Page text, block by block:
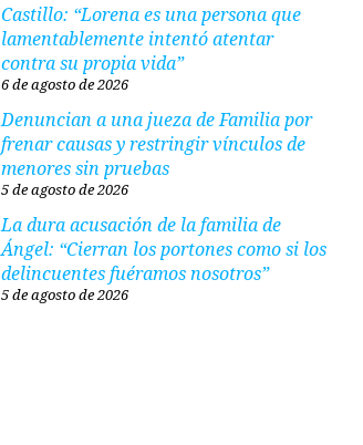
Castillo: “Lorena es una persona que
lamentablemente intentó atentar
contra su propia vida”
6 de agosto de 2026
Denuncian a una jueza de Familia por
frenar causas y restringir vínculos de
menores sin pruebas
5 de agosto de 2026
La dura acusación de la familia de
Ángel: “Cierran los portones como si los
delincuentes fuéramos nosotros”
5 de agosto de 2026